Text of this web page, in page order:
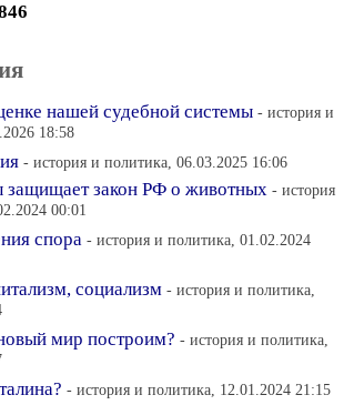
нашей судебной системы - история и
18:58
- история и политика, 06.03.2025 16:06
защищает закон РФ о животных - история
00:01
спора - история и политика, 01.02.2024
социализм - история и политика,
мир построим? - история и политика,
- история и политика, 12.01.2024 21:15